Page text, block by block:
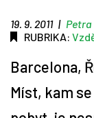
19. 9. 2011 |
RUBRIKA:
Barcelona,
Míst, kam